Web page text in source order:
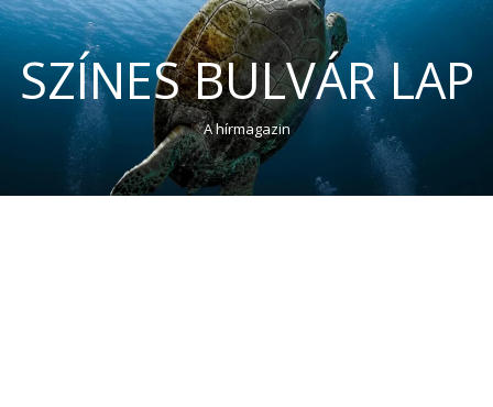
SZÍNES BULVÁR LAP
A hírmagazin